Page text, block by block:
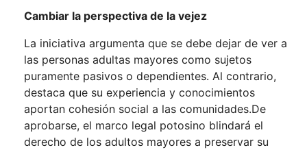
Cambiar la perspectiva de la vejez
La iniciativa argumenta que se debe dejar de ver a
las personas adultas mayores como sujetos
puramente pasivos o dependientes. Al contrario,
destaca que su experiencia y conocimientos
aportan cohesión social a las comunidades.De
aprobarse, el marco legal potosino blindará el
derecho de los adultos mayores a preservar su